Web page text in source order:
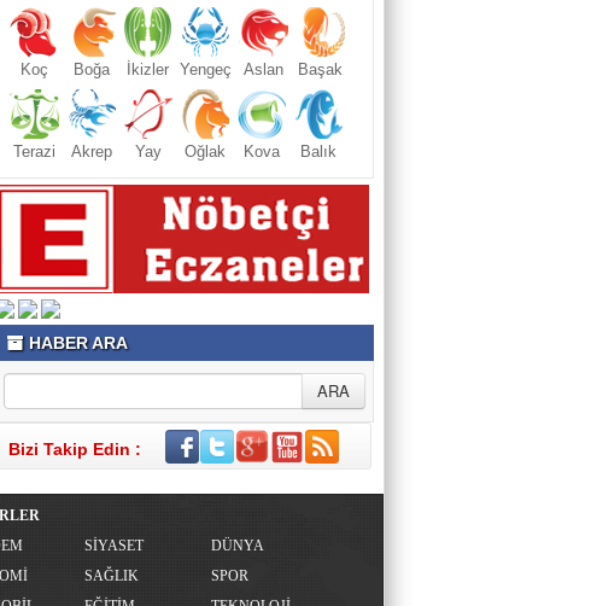
Koç Boğa İkizler Yengeç Aslan Başak
Terazi Akrep Yay Oğlak Kova Balık
HABER ARA
Bizi Takip Edin :
SİYASET
DÜNYA
SAĞLIK
SPOR